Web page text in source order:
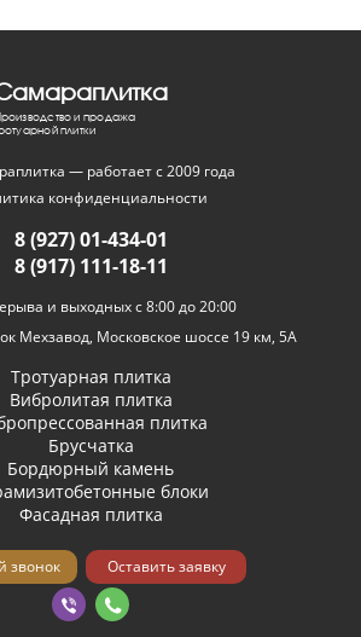
и продажа
плитки
— работает с 2009 года
конфиденциальности
Тротуарная плитка
Вибролитая плитка
плитка
Брусчатка
Бордюрный камень
блоки
Фасадная плитка
8 (927) 01-434-01
8 (917) 111-18-11
и выходных с 8:00 до 20:00
Мехзавод, Московское шоссе 19 км, 5А